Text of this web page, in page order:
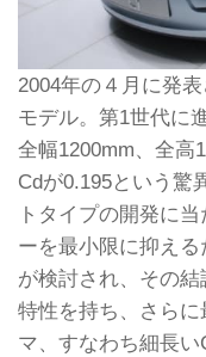
2004年の４月に発
モデル。第1世代に
全幅1200mm、全高
Cdが0.195という驚
トタイプの開発に
ーを最小限に抑え
が検討され、その
特性を持ち、さら
マ、すなわち細長